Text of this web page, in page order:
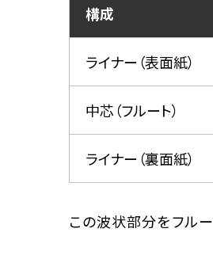
構成
ライナー（表面紙）
中芯（フルート）
ライナー（裏面紙）
この波状部分をフル